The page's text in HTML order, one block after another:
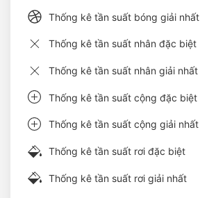
Thống kê tần suất bóng giải nhất
Thống kê tần suất nhân đặc biệt
Thống kê tần suất nhân giải nhất
Thống kê tần suất cộng đặc biệt
Thống kê tần suất cộng giải nhất
Thống kê tần suất rơi đặc biệt
Thống kê tần suất rơi giải nhất